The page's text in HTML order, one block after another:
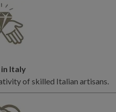
Italy
of skilled Italian artisans.